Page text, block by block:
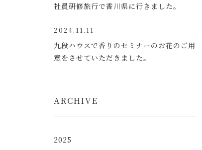
社員研修旅行で香川県に行きました。
2024.11.11
九段ハウスで香りのセミナーのお花のご用
意をさせていただきました。
ARCHIVE
2025